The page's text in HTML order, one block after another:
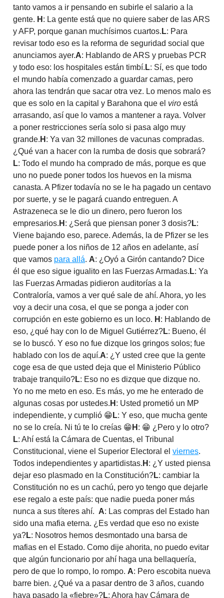
tanto vamos a ir pensando en subirle el salario a la
gente. H : La gente está que no quiere saber de las ARS
y AFP, porque ganan muchísimos cuartos. L: Para
revisar todo eso es la reforma de seguridad social que
anunciamos ayer.A: Hablando de ARS y pruebas PCR
y todo eso: los hospitales están timbí. L: Sí, es que todo
el mundo había comenzado a guardar camas, pero
ahora las tendrán que sacar otra vez. Lo menos malo es
que es solo en la capital y Barahona que el viro está
arrasando, así que lo vamos a mantener a raya. Volver
a poner restricciones sería solo si pasa algo muy
grande. H : Ya van 32 millones de vacunas compradas.
¿Qué van a hacer con la rumba de dosis que sobrará?
L: Todo el mundo ha comprado de más, porque es que
uno no puede poner todos los huevos en la misma
canasta. A Pfizer todavía no se le ha pagado un centavo
por suerte, y se le pagará cuando entreguen. A
Astrazeneca se le dio un dinero, pero fueron los
empresarios. H : ¿Será que piensan poner 3 dosis?L:
Viene bajando eso, parece. Además, la de Pfizer se les
puede poner a los niños de 12 años en adelante, así
que vamos para allá. A: ¿Oyó a Girón cantando? Dice
él que eso sigue igualito en las Fuerzas Armadas. L: Ya
las Fuerzas Armadas pidieron auditorías a la
Contraloría, vamos a ver qué sale de ahí. Ahora, yo les
voy a decir una cosa, el que se ponga a joder con
corrupción en este gobierno es un loco. H : Hablando de
eso, ¿qué hay con lo de Miguel Gutiérrez?L: Bueno, él
se lo buscó. Y eso no fue dizque los gringos solos; fue
hablado con los de aquí.A: ¿Y usted cree que la gente
coge esa de que usted deja que el Ministerio Público
trabaje tranquilo?L: Eso no es dizque que dizque no.
Yo no me meto en eso. Es más, yo me he enterado de
algunas cosas por ustedes. H : Usted prometió un MP
independiente, y cumplió 😁 L: Y eso, que mucha gente
no se lo creía. Ni tú te lo creías 😁 H : 😁 ¿Pero y lo otro?
L: Ahí está la Cámara de Cuentas, el Tribunal
Constitucional, viene el Superior Electoral el viernes.
Todos independientes y apartidistas. H : ¿Y usted piensa
dejar eso plasmado en la Constitución?L: cambiar la
Constitución no es un cachú, pero yo tengo que dejarle
ese regalo a este país: que nadie pueda poner más
nunca a sus títeres ahí. A: Las compras del Estado han
sido una mafia eterna. ¿Es verdad que eso no existe
ya?L: Nosotros hemos desmontado una barsa de
mafias en el Estado. Como dije ahorita, no puedo evitar
que algún funcionario por ahí haga una bellaquería,
pero de que lo rompo, lo rompo. A: Pero escobita nueva
barre bien. ¿Qué va a pasar dentro de 3 años, cuando
haya pasado la «fiebre»?L: Ahora hay Cámara de